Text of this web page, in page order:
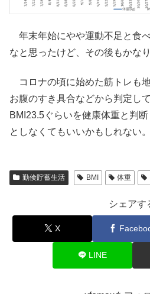
年末年始にやや運動不足と食
なと思ったけど、その後もかな
コロナの頃に始めた筋トレも
お腹のすき具合などから判定し
BMI23.5ぐらいを健康体重と判
としなくてもいいかもしれない。
勤倹貯蓄生活 BMI 体重
シェアす
X
LINE